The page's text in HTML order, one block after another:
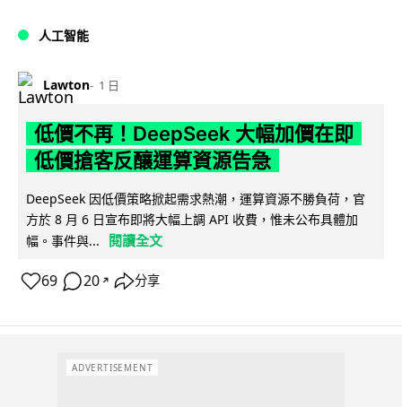
人工智能
Lawton 1 日
低價不再！DeepSeek 大幅加價在即
低價搶客反釀運算資源告急
DeepSeek 因低價策略掀起需求熱潮，運算資源不勝負荷，官
方於 8 月 6 日宣布即將大幅上調 API 收費，惟未公布具體加
幅。事件與...
閱讀全文
69 20 ↗ 分享
ADVERTISEMENT